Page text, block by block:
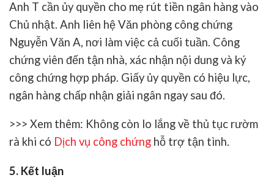
Anh T cần ủy quyền cho mẹ rút tiền ngân hàng vào
Chủ nhật. Anh liên hệVăn phòng công chứng
Nguyễn Văn A, nơi làm việc cả cuối tuần. Công
chứng viên đến tận nhà, xác nhận nội dung và ký
công chứng hợp pháp. Giấy ủy quyền có hiệu lực,
ngân hàng chấp nhận giải ngân ngay sau đó.
>>> Xem thêm: Không còn lo lắng về thủ tục rườm
rà khi có Dịch vụ công chứng hỗ trợ tận tình.
5. Kết luận